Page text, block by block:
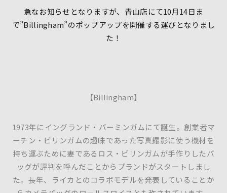
急なお知らせとなりますが、青山店にて10月14日ま
で”Billingham”のポップアップを開催する運びとなりまし
た！
【Billingham】
1973年にイングランド・バーミンガムにて誕生。創業者マ
ーチン・ビリンガムの趣味であった写真撮影に使う機材を
持ち運ぶために妻であるロス・ビリンガムが手作りしたバ
ッグが評判を呼んだことからブランドがスタートしまし
た。長年、ライカとのコラボモデルを発表していることか